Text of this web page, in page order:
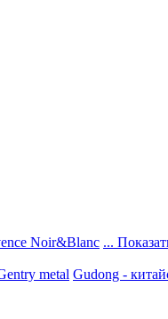
Noir&Blanc ...
metal Gudong -